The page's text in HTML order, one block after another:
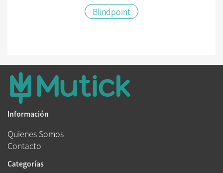
Blindpoint
Información
Quienes Somos
Contacto
Categorías